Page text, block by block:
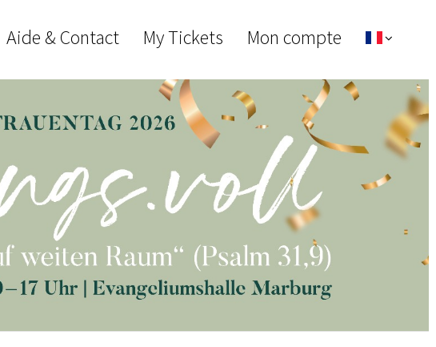
Aide & Contact My Tickets Mon compte